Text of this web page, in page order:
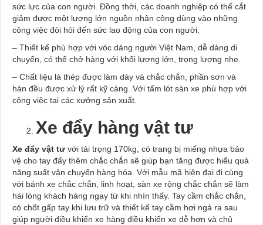
sức lực của con người. Đồng thời, các doanh nghiệp có thể cắt
giảm được một lượng lớn nguồn nhân công dùng vào những
công việc đòi hỏi đến sức lao động của con người.
– Thiết kế phù hợp với vóc dáng người Việt Nam, dễ dàng di
chuyển, có thể chở hàng với khối lượng lớn, trọng lượng nhẹ.
– Chất liệu là thép được làm dày và chắc chắn, phần sơn và
hàn đều được xử lý rất kỹ càng. Với tấm lót sàn xe phù hợp với
công việc tại các xưởng sản xuất.
Xe đẩy hàng vật tư
Xe đẩy vật tưvới tải trọng 170kg, có trang bị miếng nhựa bảo
vệ cho tay đẩy thêm chắc chắn sẽ giúp bạn tăng được hiểu quả
năng suất vận chuyển hàng hóa. Với mẫu mã hiện đại đi cùng
với bánh xe chắc chắn, linh hoạt, sàn xe rộng chắc chắn sẽ làm
hài lòng khách hàng ngay từ khi nhìn thấy. Tay cầm chắc chắn,
có chốt gấp tay khi lưu trữ và thiết kế tay cầm hơi ngả ra sau
giúp người điều khiển xe hàng điều khiển xe dễ hơn và chủ